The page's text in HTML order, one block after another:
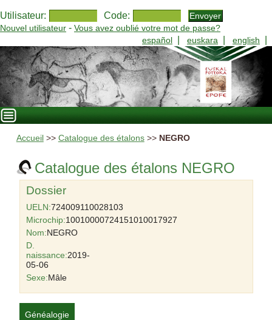
Utilisateur: Code:
Nouvel utilisateur - Vous avez oublié votre mot de passe?
español
euskara english
Accueil >> Catalogue des étalons>> NEGRO
Catalogue des étalons NEGRO
Dossier
UELN:724009110028103
Microchip:10010000724151010017927
Nom:NEGRO
D.
naissance:2019-
05-06
Sexe:Mâle
Généalogie